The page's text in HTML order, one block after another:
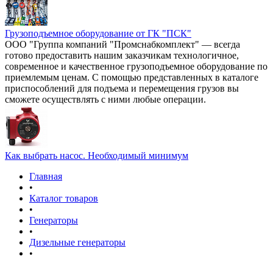
Грузоподъемное оборудование от ГК "ПСК"
ООО "Группа компаний "Промснабкомплект" — всегда
готово предоставить нашим заказчикам технологичное,
современное и качественное грузоподъемное оборудование по
приемлемым ценам. С помощью представленных в каталоге
приспособлений для подъема и перемещения грузов вы
сможете осуществлять с ними любые операции.
Как выбрать насос. Необходимый минимум
Главная
•
Каталог товаров
•
Генераторы
•
Дизельные генераторы
•